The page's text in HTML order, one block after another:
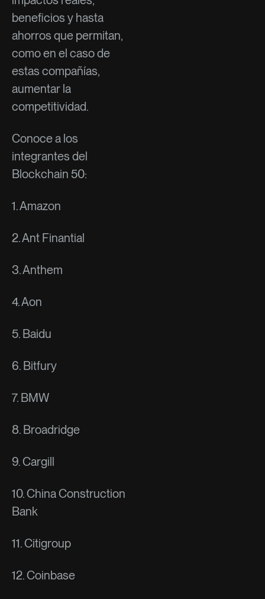
beneficios y hasta
ahorros que permitan,
como en el caso de
estas compañías,
aumentar la
competitividad.
Conoce a los
integrantes del
Blockchain 50:
1. Amazon
2. Ant Finantial
3. Anthem
4. Aon
5. Baidu
6. Bitfury
7. BMW
8. Broadridge
9. Cargill
10. China Construction
Bank
11. Citigroup
12. Coinbase